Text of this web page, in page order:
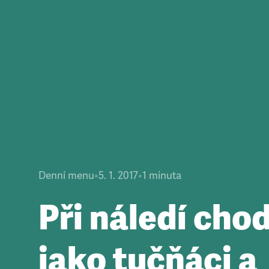
Denní menu•5. 1. 2017•1 minuta
Při náledí
jako tučňáci a